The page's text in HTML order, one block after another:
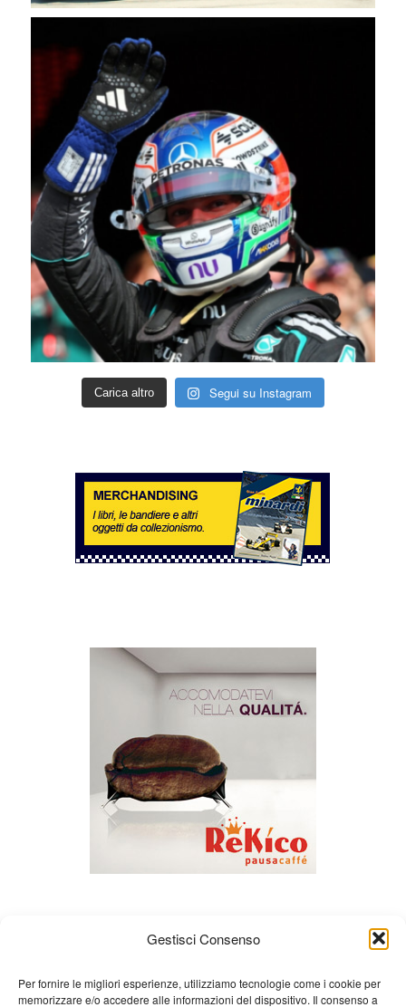
Gestisci Consenso
Per fornire le migliori esperienze, utilizziamo tecnologie come i cookie per
memorizzare e/o accedere alle informazioni del dispositivo. Il consenso a
Carica altro Segui su Instagram